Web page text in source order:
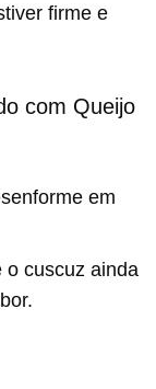
firme e
com Queijo
em
o cuscuz ainda